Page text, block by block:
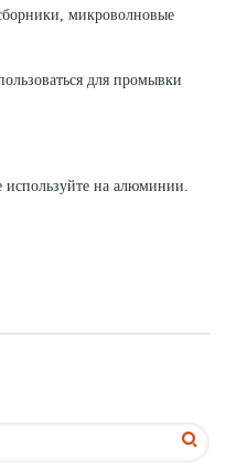
микроволновые
для промывки
используйте на алюминии.